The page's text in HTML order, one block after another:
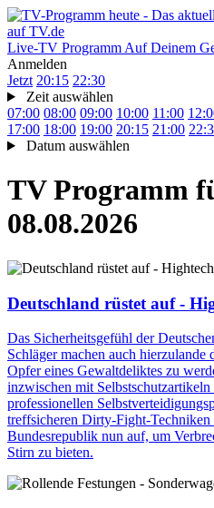
Live-TV Programm Auf Deinem
Anmelden
Jetzt 20:15 22:30
Zeit auswählen
07:00 08:00 09:00 10:00 11:00
17:00 18:00 19:00 20:15 21:00
Datum auswählen
TV Programm
08.08.2026
Deutschland rüstet auf -
Das Sicherheitsgefühl der
Schläger machen auch hierzulande
Opfer eines Gewaltdeliktes zu
inzwischen mit Selbstschutzartikeln
professionellen
treffsicheren Dirty-Fight-Techniken
Bundesrepublik nun auf, um
Stirn zu bieten.